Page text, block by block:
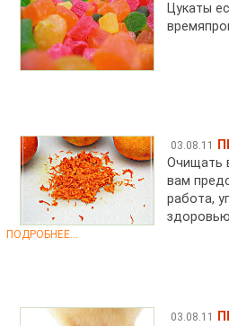
Цукаты
03.08.11
Очищать
вам
работа,
ПОДРОБНЕЕ...
03.08.11